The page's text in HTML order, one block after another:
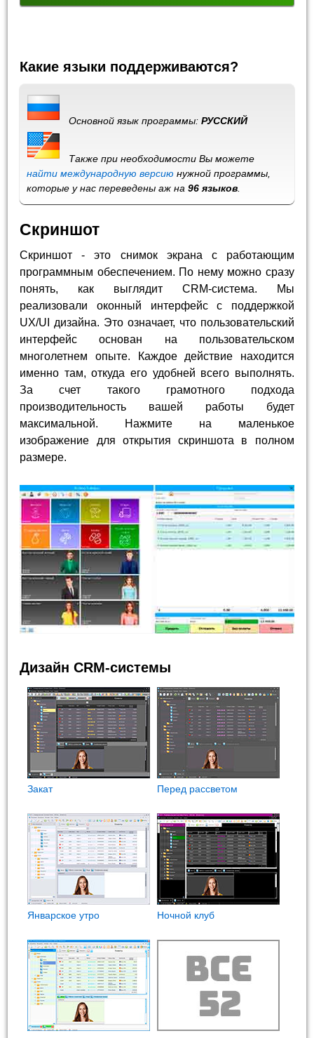
Какие языки поддерживаются?
Основной язык программы:РУССКИЙ
Также при необходимости Вы можете
найти международную версию нужной программы,
которые у нас переведены аж на96 языков
Скриншот
Скриншот - это снимок экрана с работающим
программным обеспечением. По нему можно сразу
понять, как выглядит CRM-система. Мы
реализовали оконный интерфейс с поддержкой
UX/UI дизайна. Это означает, что пользовательский
интерфейс основан на пользовательском
многолетнем опыте. Каждое действие находится
именно там, откуда его удобней всего выполнять.
За счет такого грамотного подхода
производительность вашей работы будет
максимальной. Нажмите на маленькое
изображение для открытия скриншота в полном
размере.
Дизайн CRM-системы
Закат Перед рассветом
Январское утро Ночной клуб